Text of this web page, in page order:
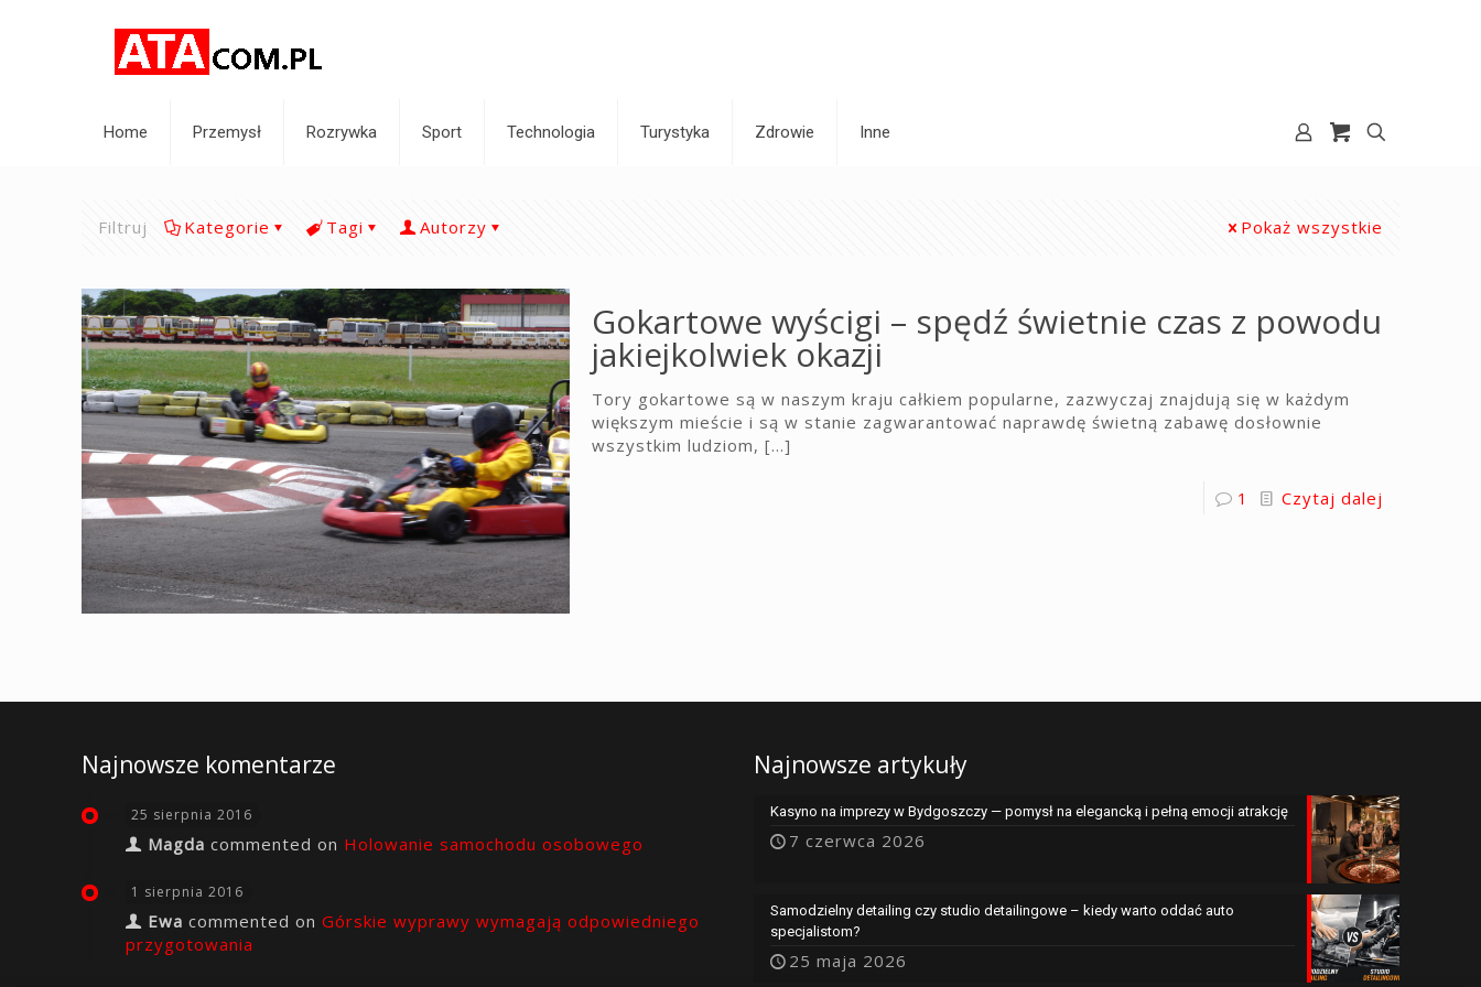
Home Przemysł Rozrywka Sport Technologia Turystyka Zdrowie Inne
Filtruj Kategorie Tagi Autorzy Pokaż wszystkie
Gokartowe wyścigi – spędź świetnie czas z powodu
jakiejkolwiek okazji
Tory gokartowe są w naszym kraju całkiem popularne, zazwyczaj znajdują się w każdym
większym mieście i są w stanie zagwarantować naprawdę świetną zabawę dosłownie
wszystkim ludziom, […]
1 Czytaj dalej
Najnowsze komentarze
25 sierpnia 2016
Magda commented on Holowanie samochodu osobowego
1 sierpnia 2016
Ewa commented on Górskie wyprawy wymagają odpowiedniego
przygotowania
Najnowsze artykuły
Kasyno na imprezy w Bydgoszczy — pomysł na elegancką i pełną emocji atrakcję
7 czerwca 2026
Samodzielny detailing czy studio detailingowe – kiedy warto oddać auto
specjalistom?
25 maja 2026